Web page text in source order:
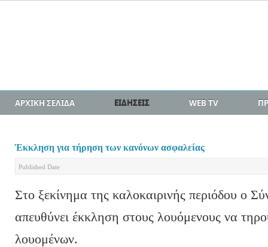
ΑΡΧΙΚΗ ΣΕΛΙΔΑ ΕΙΔΗΣΕΙΣ WEB TV
Έκκληση για τήρηση των κανόνων ασφαλείας
Published Date
Στο ξεκίνημα της καλοκαιρινής περιόδου ο
απευθύνει έκκληση στους λουόμενους να
λουομένων.